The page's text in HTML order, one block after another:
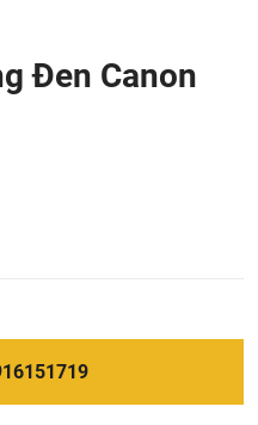
Đen Canon